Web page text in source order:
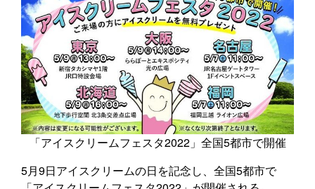
「アイスクリームフェスタ2022」全国5都市で開催
5月9日アイスクリームの日を記念し、全国5都市で